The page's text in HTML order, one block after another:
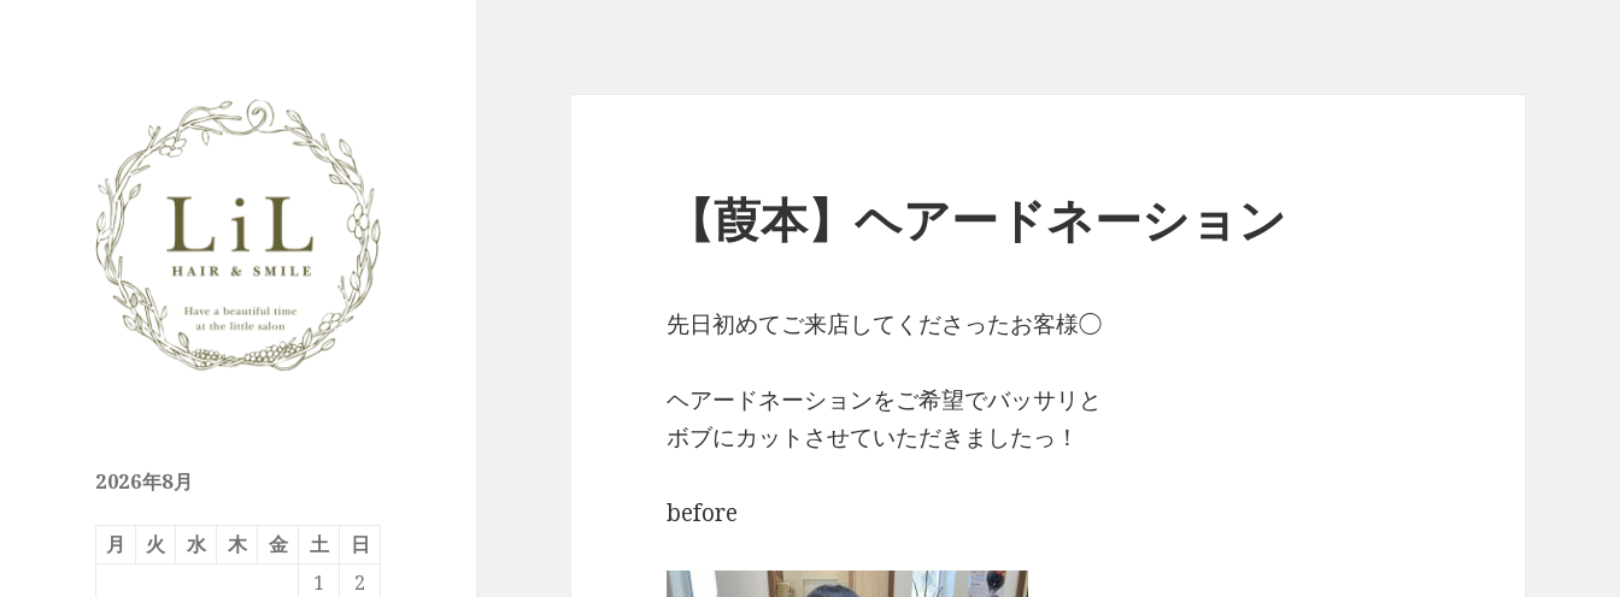
2026年8月
月 火 水 木 金 土 日
1
2
【葭本】ヘアードネーション
先日初めてご来店してくださったお客様◯
ヘアードネーションをご希望でバッサリと
ボブにカットさせていただきましたっ！
before